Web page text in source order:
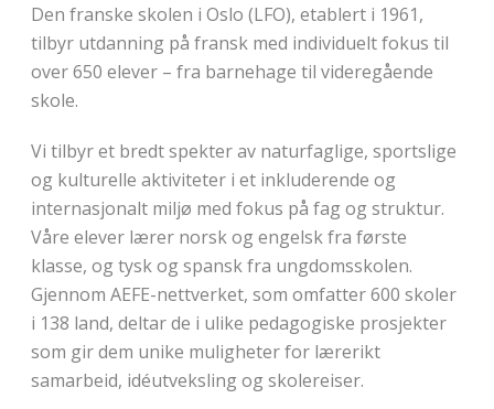
Den franske skolen i Oslo (LFO), etablert i 1961,
tilbyr utdanning på fransk med individuelt fokus til
over 650 elever – fra barnehage til videregående
skole.
Vi tilbyr et bredt spekter av naturfaglige, sportslige
og kulturelle aktiviteter i et inkluderende og
internasjonalt miljø med fokus på fag og struktur.
Våre elever lærer norsk og engelsk fra første
klasse, og tysk og spansk fra ungdomsskolen.
Gjennom AEFE-nettverket, som omfatter 600 skoler
i 138 land, deltar de i ulike pedagogiske prosjekter
som gir dem unike muligheter for lærerikt
samarbeid, idéutveksling og skolereiser.